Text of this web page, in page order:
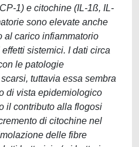
1) e citochine (IL-1ß, IL-
sono elevate anche
al carico infiammatorio
sistemici. I dati circa
le patologie
tuttavia essa sembra
di vista epidemiologico
il contributo alla flogosi
di citochine nel
delle fibre